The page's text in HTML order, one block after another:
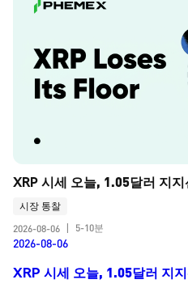
XRP 시세 오늘, 1.05달러 지
시장 통찰
2026-08-06
5-10분
2026-08-06
XRP 시세 오늘, 1.05달러 지